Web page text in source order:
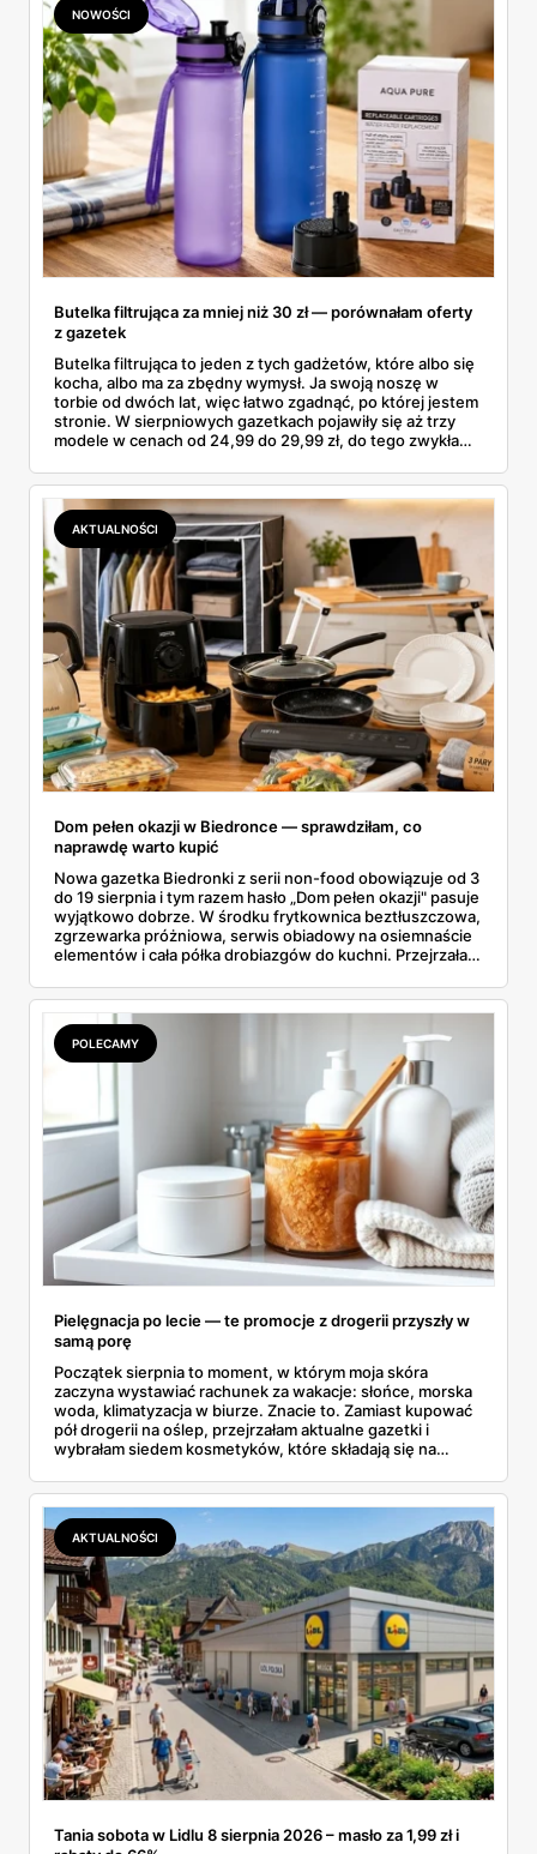
NOWOŚCI
Butelka filtrująca za mniej niż 30 zł — porównałam oferty
z gazetek
Butelka filtrująca to jeden z tych gadżetów, które albo się
kocha, albo ma za zbędny wymysł. Ja swoją noszę w
torbie od dwóch lat, więc łatwo zgadnąć, po której jestem
stronie. W sierpniowych gazetkach pojawiły się aż trzy
modele w cenach od 24,99 do 29,99 zł, do tego zwykła
wszystkie oferty i policzyłam, kiedy taki zakup faktycznie
się opłaca.
AKTUALNOŚCI
Dom pełen okazji w Biedronce — sprawdziłam, co
naprawdę warto kupić
Nowa gazetka Biedronki z serii non-food obowiązuje od 3
do 19 sierpnia i tym razem hasło „Dom pełen okazji" pasuje
wyjątkowo dobrze. W środku frytkownica beztłuszczowa,
zgrzewarka próżniowa, serwis obiadowy na osiemnaście
elementów i cała półka drobiazgów do kuchni. Przejrzałam
się przy półce z samego rana.
POLECAMY
Pielęgnacja po lecie — te promocje z drogerii przyszły w
samą porę
Początek sierpnia to moment, w którym moja skóra
zaczyna wystawiać rachunek za wakacje: słońce, morska
woda, klimatyzacja w biurze. Znacie to. Zamiast kupować
pół drogerii na oślep, przejrzałam aktualne gazetki i
wybrałam siedem kosmetyków, które składają się na
dermokosmetyki Vichy. Wszystkie ceny sprawdziłam w
ofertach, terminy też.
AKTUALNOŚCI
Tania sobota w Lidlu 8 sierpnia 2026 – masło za 1,99 zł i